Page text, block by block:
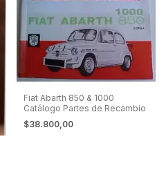
Fiat Abarth 850 & 1000
Catálogo Partes de Recambio
$38.800,00